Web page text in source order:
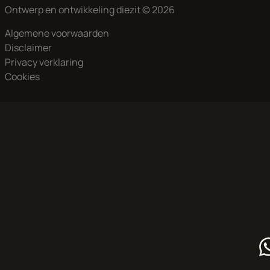
Ontwerp en ontwikkelingdiezit© 2026
Algemene voorwaarden
Disclaimer
Privacy verklaring
Cookies